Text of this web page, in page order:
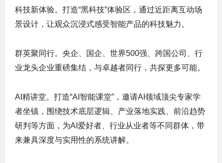
科技新体验。打造“黑科技”体验区，通过近距离互动场
景设计，让观众沉浸式感受智能产品的科技魅力。
群英聚同行。央企、国企、世界500强、跨国公司、行
业龙头企业重磅集结，与卓越者同行，共探更多可能。
AI精讲堂。打造“AI智能课堂”，邀请AI领域顶尖专家学
者坐镇，围绕技术底层逻辑、产业落地实践、前沿趋势
研判等方面，为AI爱好者、行业从业者等不同群体，带
来兼具深度与实用性的系统讲解。